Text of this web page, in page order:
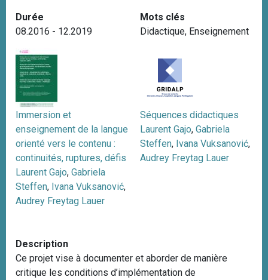
Durée
08.2016 - 12.2019
Mots clés
Didactique, Enseignement
Immersion et
enseignement de la langue
orienté vers le contenu :
continuités, ruptures, défis
Laurent Gajo, Gabriela
Steffen, Ivana Vuksanović,
Audrey Freytag Lauer
Séquences didactiques
Laurent Gajo, Gabriela
Steffen, Ivana Vuksanović,
Audrey Freytag Lauer
Description
Ce projet vise à documenter et aborder de manière
critique les conditions d’implémentation de